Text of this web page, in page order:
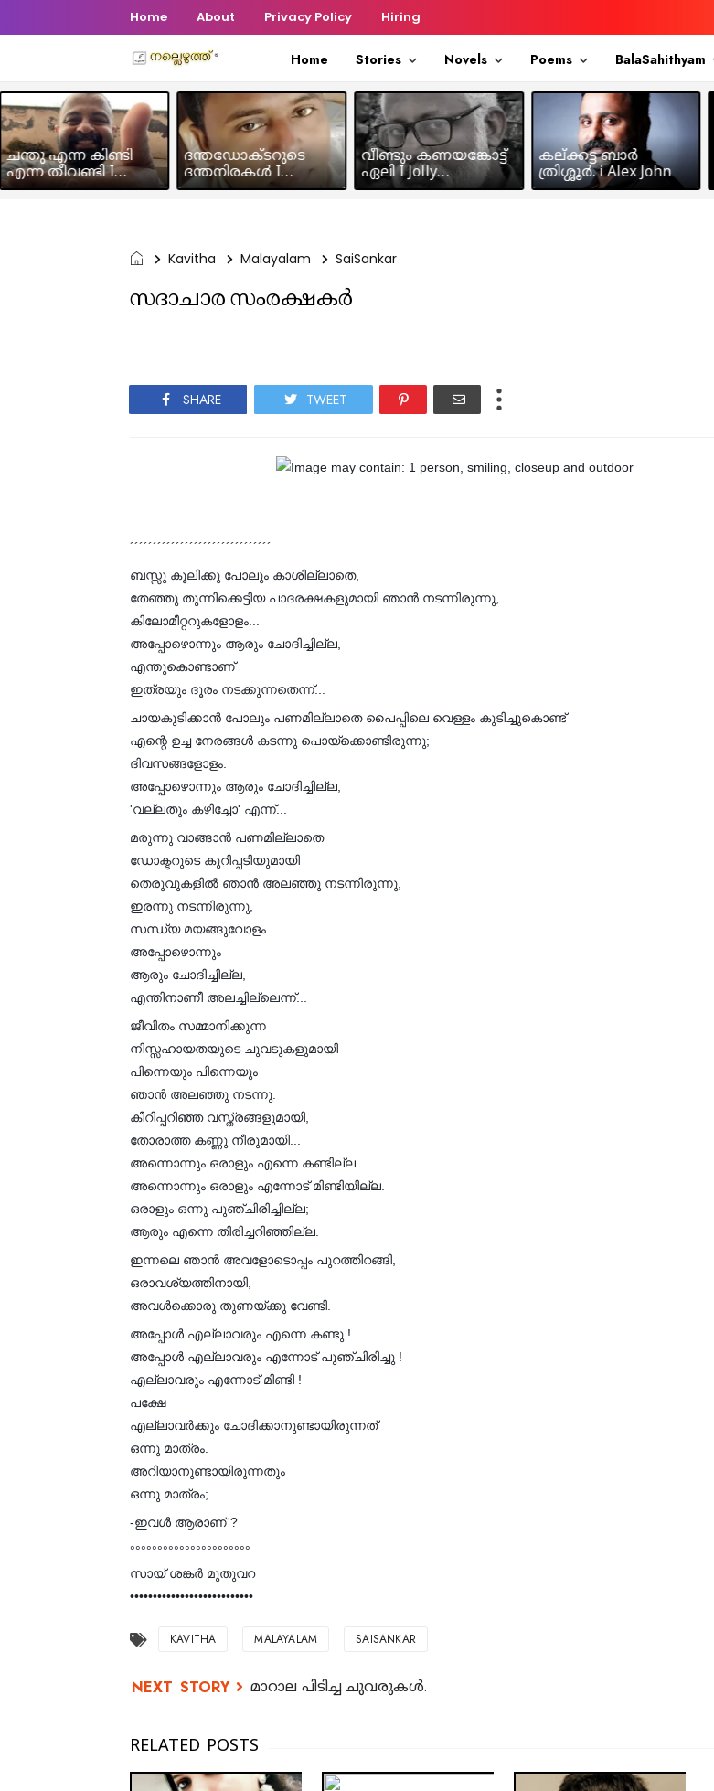
Home About Privacy Policy Hiring
Home Stories Novels Poems BalaSahithyam
ചന്തു എന്ന കിണ്ടി
എന്ന തീവണ്ടി I
Humour Story I Rajeev
ദന്തഡോക്ടറുടെ
ദന്തനിരകൾ I
Humour I Hussain MK
വീണ്ടും കണയങ്കോട്ട്
ഏലി I Jolly
Chakramakkil
കല്ക്കട്ട ബാർ
ത്രിശ്ശൂർ. i Alex John
Kavitha Malayalam SaiSankar
സദാചാര സംരക്ഷകർ
SHARE TWEET
´´´´´´´´´´´´´´´´´´´´´´´´´´´´´´´
ബസ്സു കൂലിക്കു പോലും കാശില്ലാതെ,
തേഞ്ഞു തുന്നിക്കെട്ടിയ പാദരക്ഷകളുമായി ഞാൻ നടന്നിരുന്നു,
കിലോമീറ്ററുകളോളം...
അപ്പോഴൊന്നും ആരും ചോദിച്ചില്ല,
എന്തുകൊണ്ടാണ്
ഇത്രയും ദൂരം നടക്കുന്നതെന്ന്...
ചായകുടിക്കാൻ പോലും പണമില്ലാതെ പൈപ്പിലെ വെള്ളം കുടിച്ചുകൊണ്ട്
എന്റെ ഉച്ച നേരങ്ങൾ കടന്നു പൊയ്ക്കൊണ്ടിരുന്നു;
ദിവസങ്ങളോളം.
അപ്പോഴൊന്നും ആരും ചോദിച്ചില്ല,
'വല്ലതും കഴിച്ചോ' എന്ന്...
മരുന്നു വാങ്ങാൻ പണമില്ലാതെ
ഡോക്ടറുടെ കുറിപ്പടിയുമായി
തെരുവുകളിൽ ഞാൻ അലഞ്ഞു നടന്നിരുന്നു,
ഇരന്നു നടന്നിരുന്നു,
സന്ധ്യ മയങ്ങുവോളം.
അപ്പോഴൊന്നും
ആരും ചോദിച്ചില്ല,
എന്തിനാണീ അലച്ചില്ലെന്ന്...
ജീവിതം സമ്മാനിക്കുന്ന
നിസ്സഹായതയുടെ ചുവടുകളുമായി
പിന്നെയും പിന്നെയും
ഞാൻ അലഞ്ഞു നടന്നു.
കീറിപ്പറിഞ്ഞ വസ്ത്രങ്ങളുമായി,
തോരാത്ത കണ്ണു നീരുമായി...
അന്നൊന്നും ഒരാളും എന്നെ കണ്ടില്ല.
അന്നൊന്നും ഒരാളും എന്നോട് മിണ്ടിയില്ല.
ഒരാളും ഒന്നു പുഞ്ചിരിച്ചില്ല;
ആരും എന്നെ തിരിച്ചറിഞ്ഞില്ല.
ഇന്നലെ ഞാൻ അവളോടൊപ്പം പുറത്തിറങ്ങി,
ഒരാവശ്യത്തിനായി,
അവൾക്കൊരു തുണയ്ക്കു വേണ്ടി.
അപ്പോൾ എല്ലാവരും എന്നെ കണ്ടു !
അപ്പോൾ എല്ലാവരും എന്നോട് പുഞ്ചിരിച്ചു !
എല്ലാവരും എന്നോട് മിണ്ടി !
പക്ഷേ
എല്ലാവർക്കും ചോദിക്കാനുണ്ടായിരുന്നത്
ഒന്നു മാത്രം.
അറിയാനുണ്ടായിരുന്നതും
ഒന്നു മാത്രം;
-ഇവൾ ആരാണ് ?
°°°°°°°°°°°°°°°°°°°°°°
സായ് ശങ്കർ മുതുവറ
•••••••••••••••••••••••••••
KAVITHA MALAYALAM SAISANKAR
മാറാല പിടിച്ച ചുവരുകൾ.